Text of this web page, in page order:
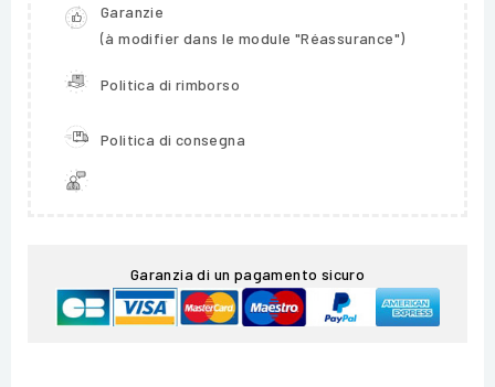
Garanzie
(à modifier dans le module "Réassurance")
Politica di rimborso
Politica di consegna
Garanzia di un pagamento sicuro